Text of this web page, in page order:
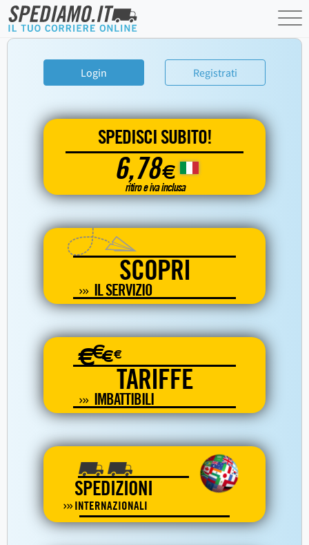
Login Registrati
SPEDISCI SUBITO!
6,78€
ritiro e iva inclusa
SCOPRI
IL SERVIZIO
€€€€
TARIFFE
IMBATTIBILI
SPEDIZIONI
INTERNAZIONALI